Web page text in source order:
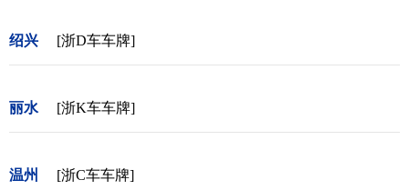
绍兴 [浙D车车牌]
丽水 [浙K车车牌]
温州 [浙C车车牌]